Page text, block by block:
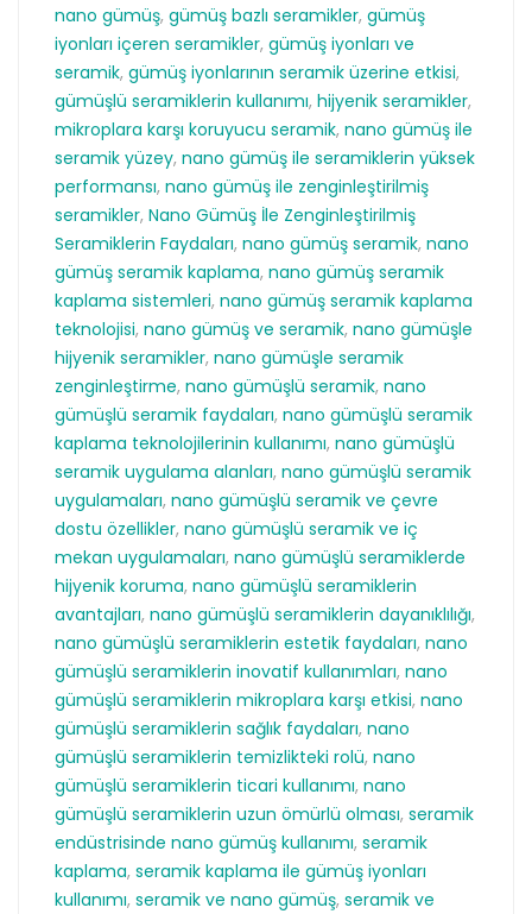
nano gümüş, gümüş bazlı seramikler, gümüş
iyonları içeren seramikler, gümüş iyonları ve
seramik, gümüş iyonlarının seramik üzerine etkisi,
gümüşlü seramiklerin kullanımı, hijyenik seramikler,
mikroplara karşı koruyucu seramik, nano gümüş ile
seramik yüzey, nano gümüş ile seramiklerin yüksek
performansı, nano gümüş ile zenginleştirilmiş
seramikler, Nano Gümüş İle Zenginleştirilmiş
Seramiklerin Faydaları, nano gümüş seramik, nano
gümüş seramik kaplama, nano gümüş seramik
kaplama sistemleri, nano gümüş seramik kaplama
teknolojisi, nano gümüş ve seramik, nano gümüşle
hijyenik seramikler, nano gümüşle seramik
zenginleştirme, nano gümüşlü seramik, nano
gümüşlü seramik faydaları, nano gümüşlü seramik
kaplama teknolojilerinin kullanımı, nano gümüşlü
seramik uygulama alanları, nano gümüşlü seramik
uygulamaları, nano gümüşlü seramik ve çevre
dostu özellikler, nano gümüşlü seramik ve iç
mekan uygulamaları, nano gümüşlü seramiklerde
hijyenik koruma, nano gümüşlü seramiklerin
avantajları, nano gümüşlü seramiklerin dayanıklılığı,
nano gümüşlü seramiklerin estetik faydaları, nano
gümüşlü seramiklerin inovatif kullanımları, nano
gümüşlü seramiklerin mikroplara karşı etkisi, nano
gümüşlü seramiklerin sağlık faydaları, nano
gümüşlü seramiklerin temizlikteki rolü, nano
gümüşlü seramiklerin ticari kullanımı, nano
gümüşlü seramiklerin uzun ömürlü olması, seramik
endüstrisinde nano gümüş kullanımı, seramik
kaplama, seramik kaplama ile gümüş iyonları
kullanımı, seramik ve nano gümüş, seramik ve